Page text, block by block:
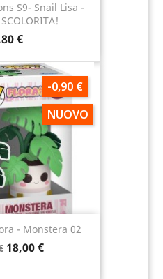
S9- Snail Lisa -
€
- Monstera 02
18,00 €
-0,90 €
NUOVO